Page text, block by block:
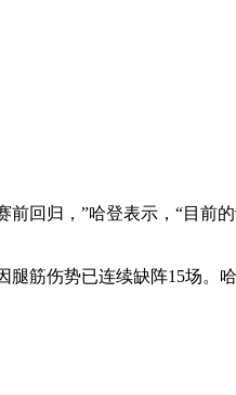
回归，”哈登表示，“目前
腿筋伤势已连续缺阵15场。